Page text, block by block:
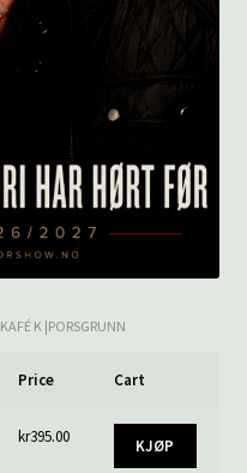
KAFÉ K |PORSGRUNN
Price Cart
kr395.00 KJØP